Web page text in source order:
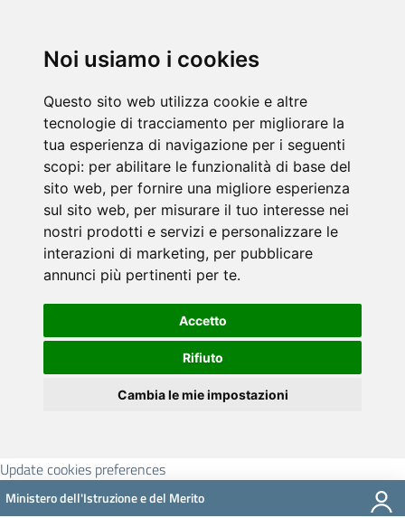
Noi usiamo i cookies
Questo sito web utilizza cookie e altre
tecnologie di tracciamento per migliorare la
tua esperienza di navigazione per i seguenti
scopi: per abilitare le funzionalità di base del
sito web, per fornire una migliore esperienza
sul sito web, per misurare il tuo interesse nei
nostri prodotti e servizi e personalizzare le
interazioni di marketing, per pubblicare
annunci più pertinenti per te.
Accetto
Rifiuto
Cambia le mie impostazioni
Update cookies preferences
Ministero dell'Istruzione e del Merito